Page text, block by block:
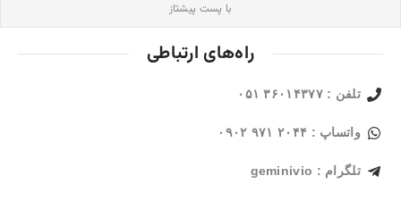
با پست پیشتاز
راه‌های ارتباطی
تلفن : ۳۶۰۱۴۳۷۷ ۰۵۱
واتساپ : ۲۰۴۴ ۹۷۱ ۰۹۰۲
تلگرام : geminivio